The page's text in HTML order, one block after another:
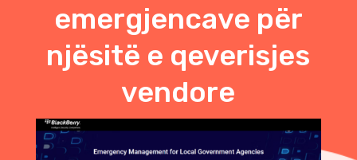
emergjencave për
njësitë e qeverisjes
vendore